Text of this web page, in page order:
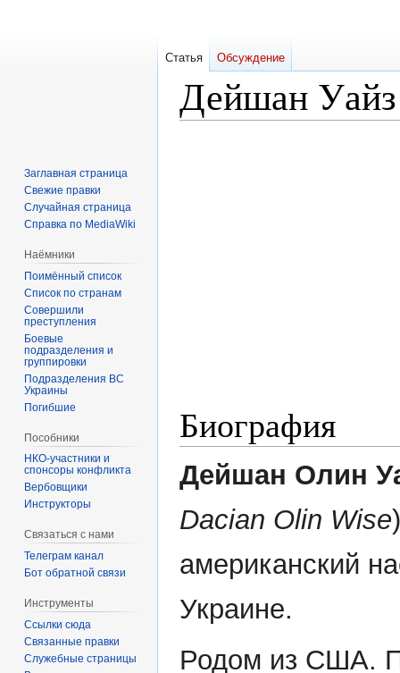
Дейшан Уайз
Биография
Дейшан Олин
Dacian Olin Wise
американский
Украине.
Родом из США.
Статья Обсуждение
Заглавная страница
Свежие правки
Случайная страница
Справка по MediaWiki
Наёмники
Поимённый список
Список по странам
Совершили
преступления
Боевые
подразделения и
группировки
Подразделения ВС
Украины
Погибшие
Пособники
спонсоры конфликта
‏‎Вербовщики
Инструкторы
Связаться с нами
Телеграм канал
Бот обратной связи
Инструменты
Ссылки сюда
Связанные правки
Служебные страницы